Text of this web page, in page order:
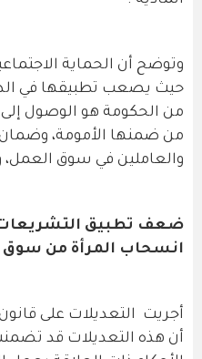
وتوضح أن الحماية
حيث يصعب تطبيقها في
من الحكومة هو الوصول إلى
من ضمنها الأمومة،
والعاملين في سوق العمل،
ضعف تطبيق التشريعات
انسحاب المرأة من سوق
أن هذه التعديلات قد